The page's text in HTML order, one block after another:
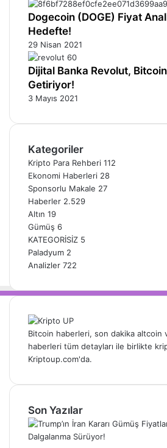
Dogecoin (DOGE) Fiyat
Hedefte!
29 Nisan 2021
Dijital Banka Revolut,
Getiriyor!
3 Mayıs 2021
Kategoriler
Kripto Para Rehberi 112
Ekonomi Haberleri 28
Sponsorlu Makale 27
Haberler 2.529
Altın 19
Gümüş 6
KATEGORİSİZ 5
Paladyum 2
Analizler 722
Bitcoin haberleri, son dakika altcoin
haberleri tüm detayları ile birlikte
Kriptoup.com'da.
Son Yazılar